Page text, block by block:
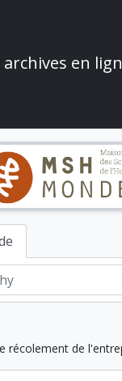
en
récolement de